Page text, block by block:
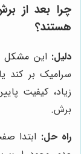
چرا بعد از
هستند؟
دلیل: این مشکل
سرامیک بر کند
زیاد، کیفیت
برش.
راه حل: ابتدا